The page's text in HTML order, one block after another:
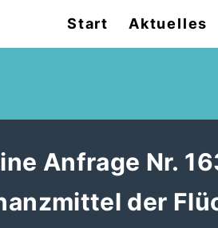
Start Aktuelles
Anfrage Nr.
der